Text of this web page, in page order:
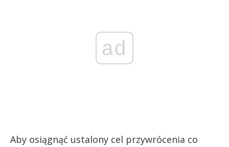
ad
Aby osiągnąć ustalony cel przywrócenia co